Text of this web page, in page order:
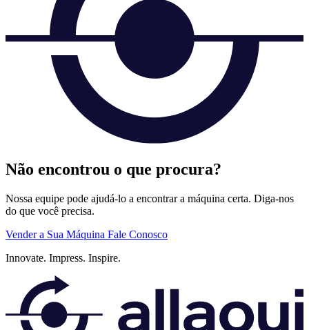
Não encontrou o que procura?
Nossa equipe pode ajudá-lo a encontrar a máquina certa. Diga-nos
do que você precisa.
Vender a Sua Máquina Fale Conosco
Innovate. Impress. Inspire.